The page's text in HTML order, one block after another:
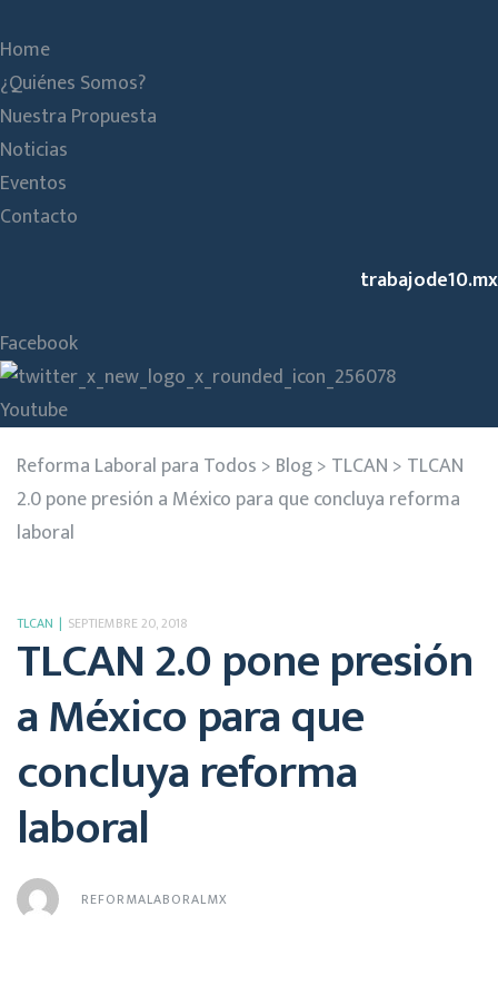
Home
¿Quiénes Somos?
Nuestra Propuesta
Noticias
Eventos
Contacto
trabajode10.mx
Facebook
Youtube
Reforma Laboral para Todos > Blog> TLCAN > TLCAN
2.0 pone presión a México para que concluya reforma
laboral
TLCAN SEPTIEMBRE 20, 2018
TLCAN 2.0 pone presión
a México para que
concluya reforma
laboral
REFORMALABORALMX